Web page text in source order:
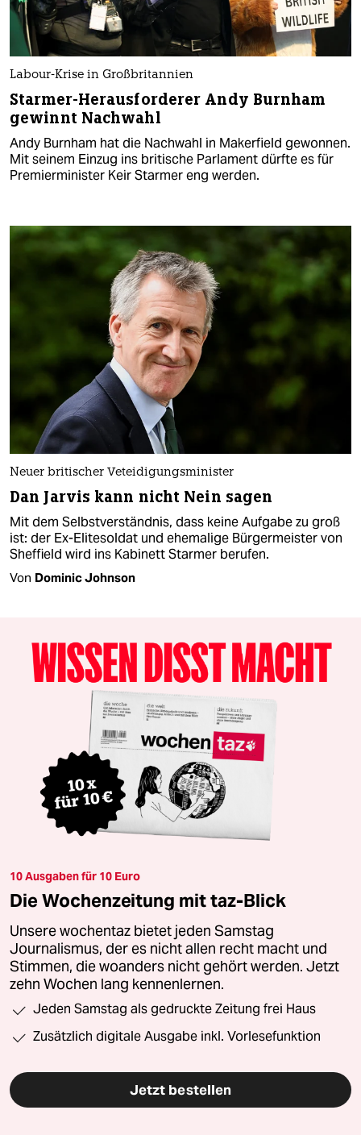
Labour-Krise in Großbritannien
Starmer-Herausforderer Andy Burnham
gewinnt Nachwahl
Andy Burnham hat die Nachwahl in Makerfield gewonnen.
Mit seinem Einzug ins britische Parlament dürfte es für
Premierminister Keir Starmer eng werden.
Neuer britischer Veteidigungsminister
Dan Jarvis kann nicht Nein sagen
Mit dem Selbstverständnis, dass keine Aufgabe zu groß
ist: der Ex-Elitesoldat und ehemalige Bürgermeister von
Sheffield wird ins Kabinett Starmer berufen.
Von Dominic Johnson
10 Ausgaben für 10 Euro
Die Wochenzeitung mit taz-Blick
Unsere wochentaz bietet jeden Samstag
Journalismus, der es nicht allen recht macht und
Stimmen, die woanders nicht gehört werden. Jetzt
zehn Wochen lang kennenlernen.
Jeden Samstag als gedruckte Zeitung frei Haus
Zusätzlich digitale Ausgabe inkl. Vorlesefunktion
Jetzt bestellen